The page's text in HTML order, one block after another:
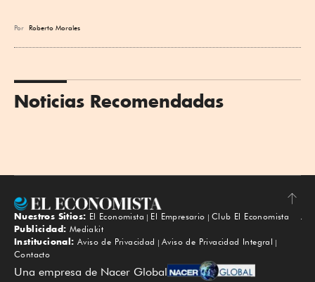
Por Roberto Morales
Noticias Recomendadas
Subir
Nuestros Sitios: El Economista El Empresario
Club El Economista
Publicidad: Mediakit
Institucional: Aviso de Privacidad
Aviso de Privacidad Integral
Contacto
Una empresa de Nacer Global